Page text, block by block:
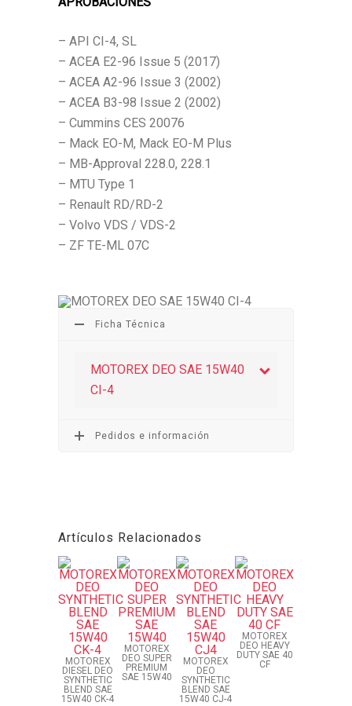
– API CI-4, SL
– ACEA E2-96 Issue 5 (2017)
– ACEA A2-96 Issue 3 (2002)
– ACEA B3-98 Issue 2 (2002)
– Cummins CES 20076
– Mack EO-M, Mack EO-M Plus
– MB-Approval 228.0, 228.1
– MTU Type 1
– Renault RD/RD-2
– Volvo VDS / VDS-2
– ZF TE-ML 07C
Ficha Técnica
MOTOREX DEO SAE 15W40
CI-4
Pedidos e información
Artículos Relacionados
MOTOREX
DIESEL DEO
SYNTHETIC
BLEND SAE
15W40 CK-4
MOTOREX
DEO SUPER
PREMIUM
SAE 15W40
MOTOREX
DEO
SYNTHETIC
BLEND SAE
15W40 CJ-4
MOTOREX
DEO HEAVY
DUTY SAE 40
CF